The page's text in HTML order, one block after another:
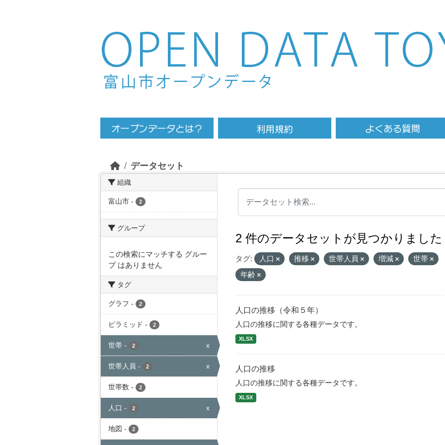
Skip to main content
データセット
組織
富山市 - 2
グループ
この検索にマッチする グルー
プ はありません
タグ
グラフ - 2
ピラミッド - 2
世帯 - 2 x
世帯人員 - 2 x
世帯数 - 2
人口 - 2 x
地図 - 2
2 件のデータセットが見つかりました
タグ: 人口 推移 世帯人員 増減
世帯
年齢
人口の推移（令和５年）
人口の推移に関する各種データです。
XLSX
人口の推移
人口の推移に関する各種データです。
XLSX